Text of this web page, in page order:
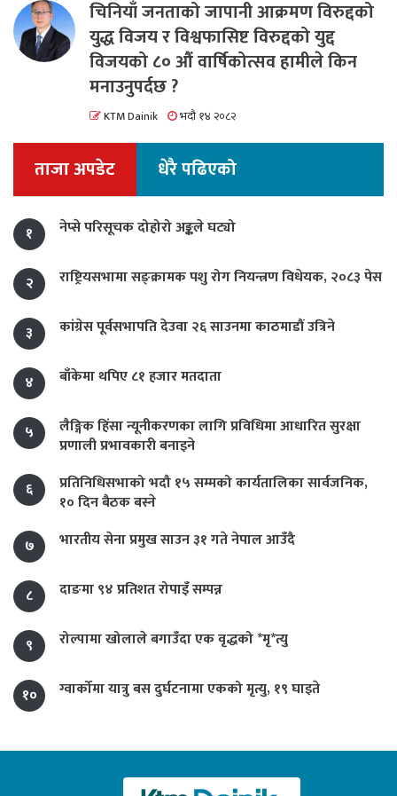
चिनियाँ जनताको जापानी आक्रमण विरुद्दको
युद्ध विजय र विश्वफासिष्ट विरुद्दको युद्द
विजयको ८० औं वार्षिकोत्सव हामीले किन
मनाउनुपर्दछ ?
KTM Dainik भदौ १४ २०८२
ताजा अपडेट धेरै पढिएको
१ नेप्से परिसूचक दोहोरो अङ्कले घट्यो
२ राष्ट्रियसभामा सङ्क्रामक पशु रोग नियन्त्रण विधेयक, २०८३ पेस
३ कांग्रेस पूर्वसभापति देउवा २६ साउनमा काठमाडौं उत्रिने
४ बाँकेमा थपिए ८१ हजार मतदाता
५
लैङ्गिक हिंसा न्यूनीकरणका लागि प्रविधिमा आधारित सुरक्षा
प्रणाली प्रभावकारी बनाइने
६
प्रतिनिधिसभाको भदौ १५ सम्मको कार्यतालिका सार्वजनिक,
१० दिन बैठक बस्ने
७
भारतीय सेना प्रमुख साउन ३१ गते नेपाल आउँदै
८ दाङमा ९४ प्रतिशत रोपाइँ सम्पन्न
९ रोल्पामा खोलाले बगाउँदा एक वृद्धको *मृ*त्यु
१० ग्वार्कोमा यात्रु बस दुर्घटनामा एकको मृत्यु, १९ घाइते